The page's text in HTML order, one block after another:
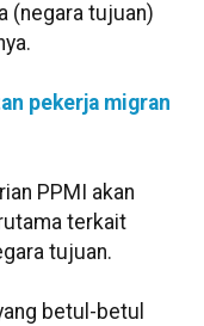
(negara tujuan)
pekerja migran
PPMI akan
terkait
tujuan.
betul-betul